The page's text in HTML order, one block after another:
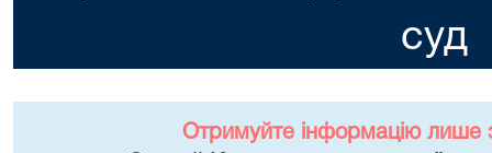
суд
Отримуйте інформацію лише